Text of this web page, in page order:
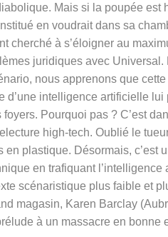
Mais si la poupée est
en voudrait dans sa
cherché à s’éloigner au
juridiques avec
nous apprenons que
d’une intelligence artificielle
Pourquoi pas ? C’est
high-tech. Oublié le
plastique. Désormais, c’est
en trafiquant l’intelligence
scénaristique plus faible et
magasin, Karen Barclay
à un massacre en bonne